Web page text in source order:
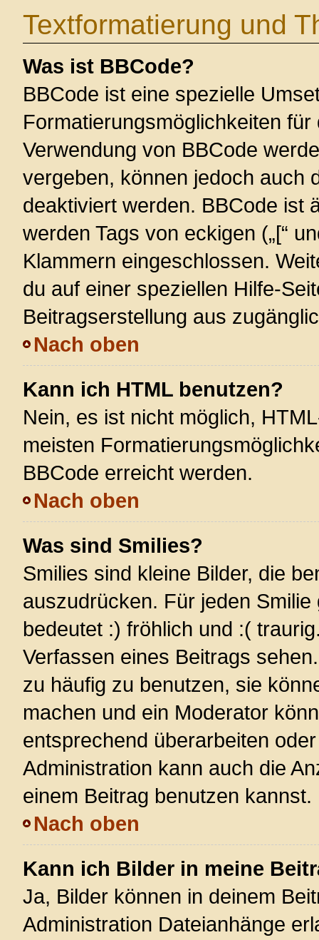
Textformatierung und
Was ist BBCode?
BBCode ist eine spezielle
Formatierungsmöglichkeiten
Verwendung von BBCode
vergeben, können jedoch auch
deaktiviert werden. BBCode ist
werden Tags von eckigen („[“
Klammern eingeschlossen.
du auf einer speziellen Hilfe-
Beitragserstellung aus
Nach oben
Kann ich HTML benutzen?
Nein, es ist nicht möglich,
meisten
BBCode erreicht werden.
Nach oben
Was sind Smilies?
Smilies sind kleine Bilder, die
auszudrücken. Für jeden
bedeutet :) fröhlich und :(
Verfassen eines Beitrags
zu häufig zu benutzen, sie
machen und ein Moderator
entsprechend überarbeiten
Administration kann auch die
einem Beitrag benutzen kannst.
Nach oben
Kann ich Bilder in meine
Ja, Bilder können in deinem
Administration Dateianhänge